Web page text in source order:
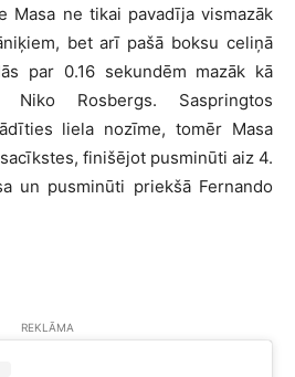
Masa ne tikai pavadīja vismazāk
bet arī pašā boksu celiņā
par 0.16 sekundēm mazāk kā
Niko Rosbergs. Saspringtos
liela nozīme, tomēr Masa
finišējot pusminūti aiz 4.
un pusminūti priekšā Fernando
REKLĀMA